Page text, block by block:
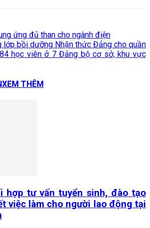
ứng đủ than cho ngành điện
lớp bồi dưỡng Nhận thức Đảng cho quần
học viên ở 7 Đảng bộ cơ sở, khu vực
XEM THÊM
hợp tư vấn tuyển sinh, đào tạo
việc làm cho người lao động tại